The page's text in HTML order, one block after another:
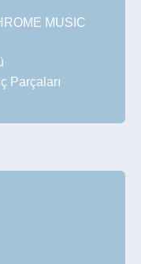
MUSIC
Parçaları